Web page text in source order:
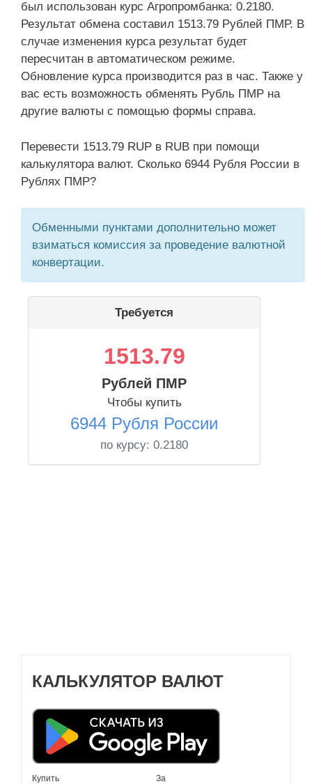
был использован курс Агропромбанка: 0.2180.
Результат обмена составил 1513.79 Рублей ПМР. В
случае изменения курса результат будет
пересчитан в автоматическом режиме.
Обновление курса производится раз в час. Также у
вас есть возможность обменять Рубль ПМР на
другие валюты с помощью формы справа.
Перевести 1513.79 RUP в RUB при помощи
калькулятора валют. Сколько 6944 Рубля России в
Рублях ПМР?
Обменными пунктами дополнительно может
взиматься комиссия за проведение валютной
конвертации.
Требуется
1513.79
Рублей ПМР
Чтобы купить
6944 Рубля России
по курсу: 0.2180
КАЛЬКУЛЯТОР ВАЛЮТ
Купить За